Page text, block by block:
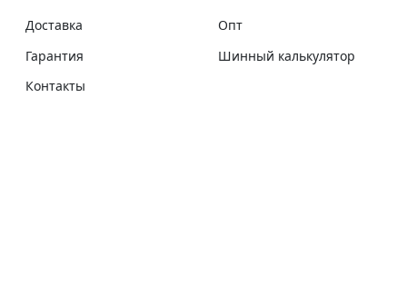
Доставка
Опт
Гарантия
Шинный калькулятор
Контакты